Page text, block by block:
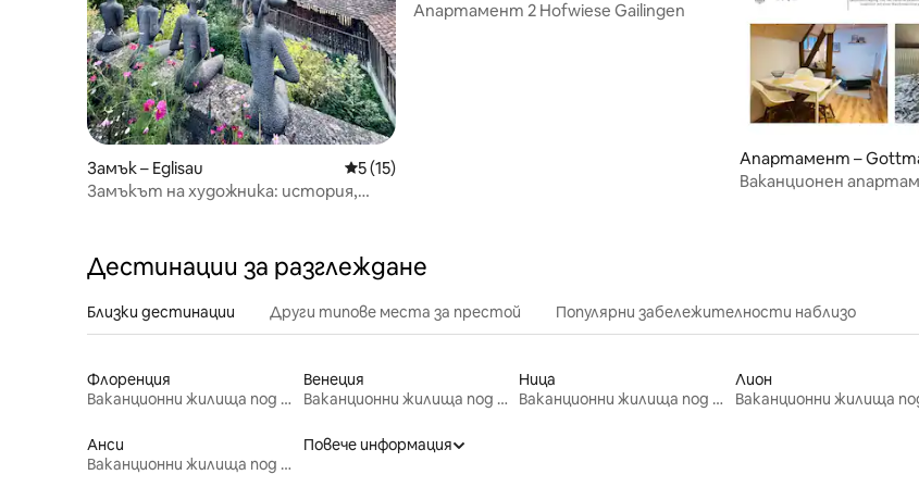
Замък – Eglisau Средна оценка: 5 от 5, 15 отзива
5 (15)
Замъкът на художника: история,
chrhein
Апартамент 2 Hofwiese Gailingen
Апартамент –
Ваканционен
Дестинации за разглеждане
Близки дестинации Други типове места за престой Популярни забележителности наблизо
Флоренция
Ваканционни жилища под наем
Венеция
Ваканционни жилища под наем
Ница
Ваканционни жилища под наем
Лион
Анси
Ваканционни жилища под наем
Повече информация